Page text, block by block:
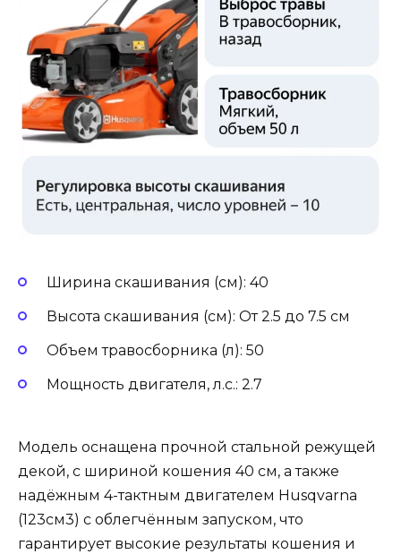
Ширина скашивания (см): 40
Высота скашивания (см): От 2.5 до 7.5 см
Объем травосборника (л): 50
Мощность двигателя, л.с.: 2.7
Модель оснащена прочной стальной режущей
декой, с шириной кошения 40 см, а также
надёжным 4-тактным двигателем Husqvarna
(123см3) с облегчённым запуском, что
гарантирует высокие результаты кошения и